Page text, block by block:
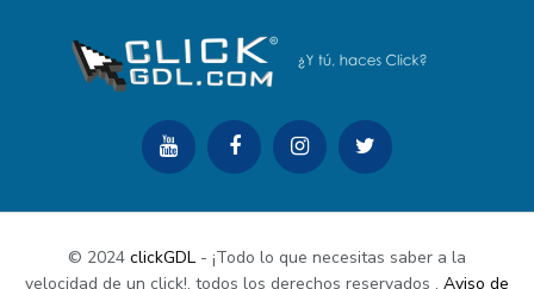
© 2024 clickGDL - ¡Todo lo que necesitas saber a la
velocidad de un click!. todos los derechos reservados . Aviso de